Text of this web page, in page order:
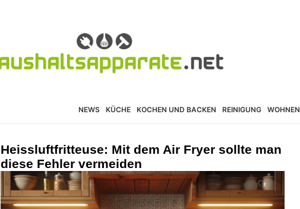
NEWS KÜCHE KOCHEN UND BACKEN REINIGUNG WOHNEN
Heissluftfritteuse: Mit dem Air Fryer sollte man
diese Fehler vermeiden